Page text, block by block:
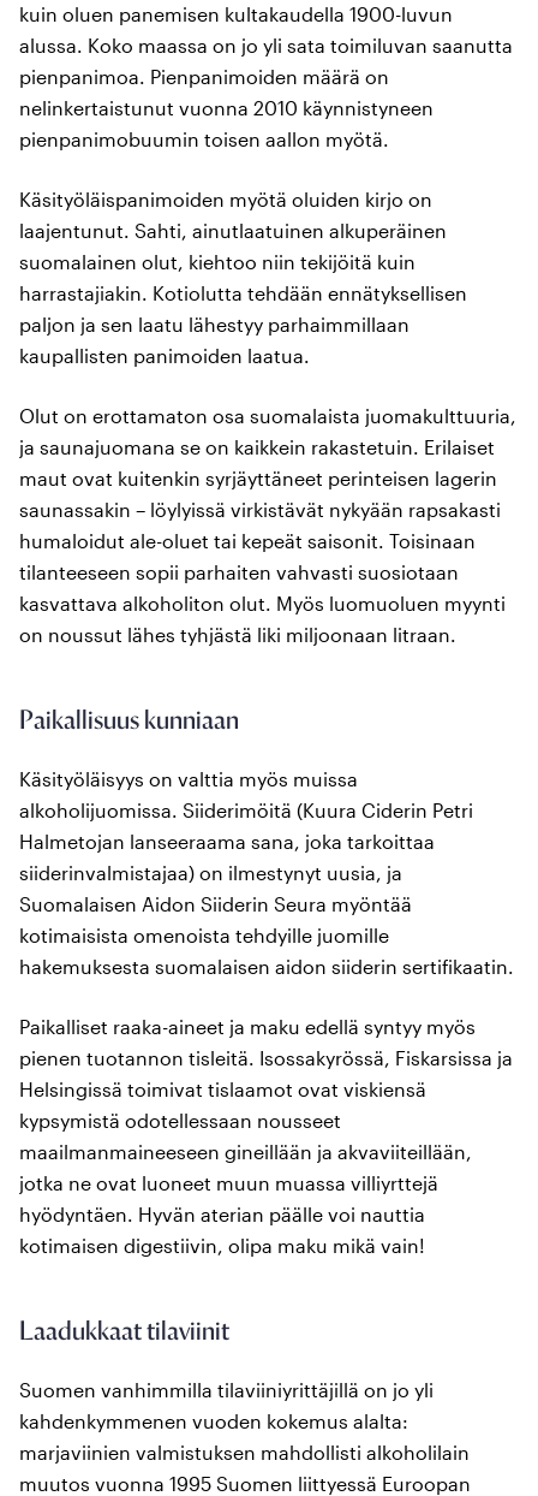
kuin oluen panemisen kultakaudella 1900-luvun
alussa. Koko maassa on jo yli sata toimiluvan saanutta
pienpanimoa. Pienpanimoiden määrä on
nelinkertaistunut vuonna 2010 käynnistyneen
pienpanimobuumin toisen aallon myötä.
Käsityöläispanimoiden myötä oluiden kirjo on
laajentunut. Sahti, ainutlaatuinen alkuperäinen
suomalainen olut, kiehtoo niin tekijöitä kuin
harrastajiakin. Kotiolutta tehdään ennätyksellisen
paljon ja sen laatu lähestyy parhaimmillaan
kaupallisten panimoiden laatua.
Olut on erottamaton osa suomalaista juomakulttuuria,
ja saunajuomana se on kaikkein rakastetuin. Erilaiset
maut ovat kuitenkin syrjäyttäneet perinteisen lagerin
saunassakin – löylyissä virkistävät nykyään rapsakasti
humaloidut ale-oluet tai kepeät saisonit. Toisinaan
tilanteeseen sopii parhaiten vahvasti suosiotaan
kasvattava alkoholiton olut. Myös luomuoluen myynti
on noussut lähes tyhjästä liki miljoonaan litraan.
Paikallisuus kunniaan
Käsityöläisyys on valttia myös muissa
alkoholijuomissa. Siiderimöitä (Kuura Ciderin Petri
Halmetojan lanseeraama sana, joka tarkoittaa
siiderinvalmistajaa) on ilmestynyt uusia, ja
Suomalaisen Aidon Siiderin Seura myöntää
kotimaisista omenoista tehdyille juomille
hakemuksesta suomalaisen aidon siiderin sertifikaatin.
Paikalliset raaka-aineet ja maku edellä syntyy myös
pienen tuotannon tisleitä. Isossakyrössä, Fiskarsissa ja
Helsingissä toimivat tislaamot ovat viskiensä
kypsymistä odotellessaan nousseet
maailmanmaineeseen gineillään ja akvaviiteillään,
jotka ne ovat luoneet muun muassa villiyrttejä
hyödyntäen. Hyvän aterian päälle voi nauttia
kotimaisen digestiivin, olipa maku mikä vain!
Laadukkaat tilaviinit
Suomen vanhimmilla tilaviiniyrittäjillä on jo yli
kahdenkymmenen vuoden kokemus alalta:
marjaviinien valmistuksen mahdollisti alkoholilain
muutos vuonna 1995 Suomen liittyessä Euroopan